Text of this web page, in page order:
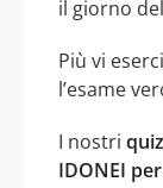
il giorno
Più vi
l’esame
I nostri
IDONEI